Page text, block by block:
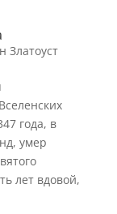
Златоуст
года, в
умер
лет вдовой,